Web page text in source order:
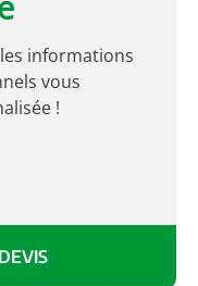
informations
vous
!